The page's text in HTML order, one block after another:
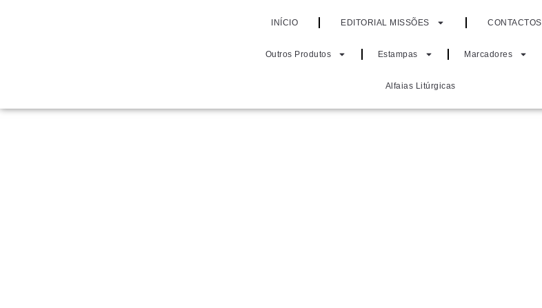
INÍCIO EDITORIAL MISSÕES CONTACTOS
Outros Produtos Estampas Marcadores
Alfaias Litúrgicas